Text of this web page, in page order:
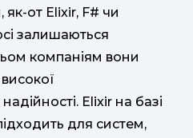
як-от Elixir, F# чи
залишаються
компаніям вони
високої
Elixir на базі
для систем,